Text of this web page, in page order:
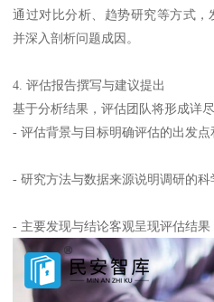
通过对比分析、趋势研究等方式，
并深入剖析问题成因。
4. 评估报告撰写与建议提出
基于分析结果，评估团队将形成详
- 评估背景与目标明确评估的出发点
- 研究方法与数据来源说明调研的科
- 主要发现与结论客观呈现评估结果